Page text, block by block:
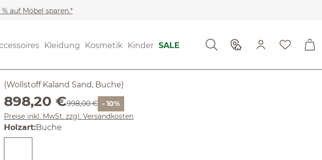
auf Möbel sparen.*
Kleidung Kosmetik Kinder SALE
(5) 2 Bewertungen
(Wollstoff Kaland Sand, Buche)
Verkaufspreis:
898,20 €Regulärer Preis:
998,00 € - 10%
Preise inkl. MwSt. zzgl. Versandkosten
Holzartauswählen
:Buche